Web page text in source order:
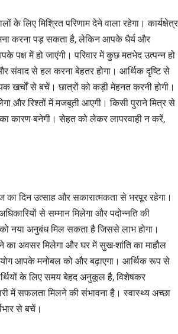
के लिए मिश्रित परिणाम देने वाला रहेगा। कार्यक्षेत्र
करना पड़ सकता है, लेकिन आपके धैर्य और
पक्ष में हो जाएंगी। परिवार में कुछ मतभेद उत्पन्न हो
संवाद से हल करना बेहतर होगा। आर्थिक दृष्टि से
खर्चों से बचें। छात्रों को कड़ी मेहनत करनी होगी।
और रिश्तों में मजबूती आएगी। किसी पुराने मित्र से
कारण बनेगी। सेहत को लेकर लापरवाही न करें,
का दिन उत्साह और सकारात्मकता से भरपूर रहेगा।
से सम्मान मिलेगा और पदोन्नति की
को नया अनुबंध मिल सकता है जिससे लाभ होगा।
का अवसर मिलेगा और घर में सुख-शांति का माहौल
आपके मनोबल को और बढ़ाएगा। आर्थिक रूप से
के लिए समय बेहद अनुकूल है, विशेषकर
में सफलता मिलने की संभावना है। स्वास्थ्य अच्छा
से बचें।